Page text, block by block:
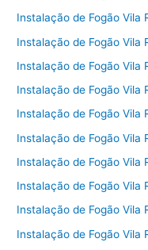
Instalação de Fogão Vila
Instalação de Fogão Vila
Instalação de Fogão Vila
Instalação de Fogão Vila
Instalação de Fogão Vila
Instalação de Fogão Vila
Instalação de Fogão Vila
Instalação de Fogão Vila
Instalação de Fogão Vila
Instalação de Fogão Vila